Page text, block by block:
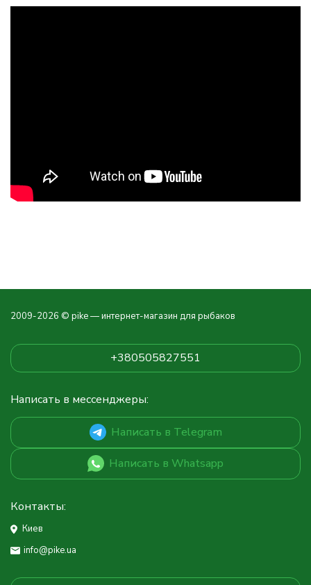
2009-2026 © pike — интернет-магазин для рыбаков
+380505827551
Написать в мессенджеры:
Написать в Telegram
Написать в Whatsapp
Контакты:
Киев
info@pike.ua